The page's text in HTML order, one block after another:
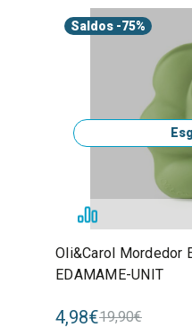
Saldos -75%
Oli&Carol Mordedor
EDAMAME-UNIT
4,98€19,90€